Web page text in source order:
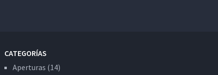
CATEGORÍAS
Aperturas (14)